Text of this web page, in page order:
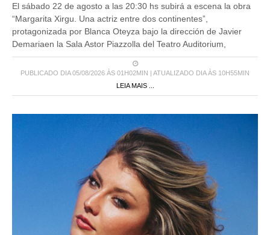
El sábado 22 de agosto a las 20:30 hs subirá a escena la obra
“Margarita Xirgu. Una actriz entre dos continentes”,
protagonizada por Blanca Oteyza bajo la dirección de Javier
Demariaen la Sala Astor Piazzolla del Teatro Auditorium,
PUBLICADO DIA 05/08/2026 ÀS 01H02MIN | ATUALIZADO DIA ÀS 10H55MIN
LEIA MAIS ...